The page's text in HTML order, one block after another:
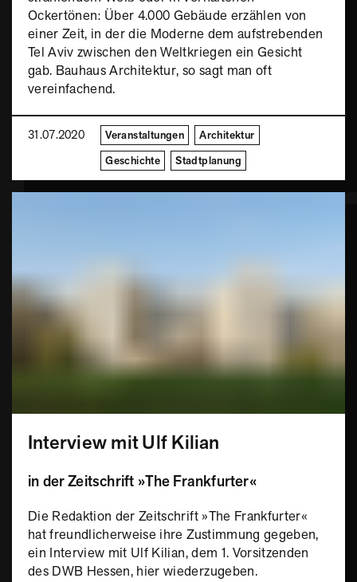
Ockertönen: Über 4.000 Gebäude erzählen von
einer Zeit, in der die Moderne dem aufstrebenden
Tel Aviv zwischen den Weltkriegen ein Gesicht
gab. Bauhaus Architektur, so sagt man oft
vereinfachend.
31.07.2020 Veranstaltungen
Architektur
Geschichte
Stadtplanung
Interview mit Ulf Kilian
in der Zeitschrift »The Frankfurter«
Die Redaktion der Zeitschrift »The Frankfurter«
hat freundlicherweise ihre Zustimmung gegeben,
ein Interview mit Ulf Kilian, dem 1. Vorsitzenden
des DWB Hessen, hier wiederzugeben.